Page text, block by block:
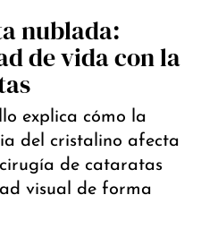
nublada:
de vida con la
explica cómo la
del cristalino afecta
de cataratas
visual de forma